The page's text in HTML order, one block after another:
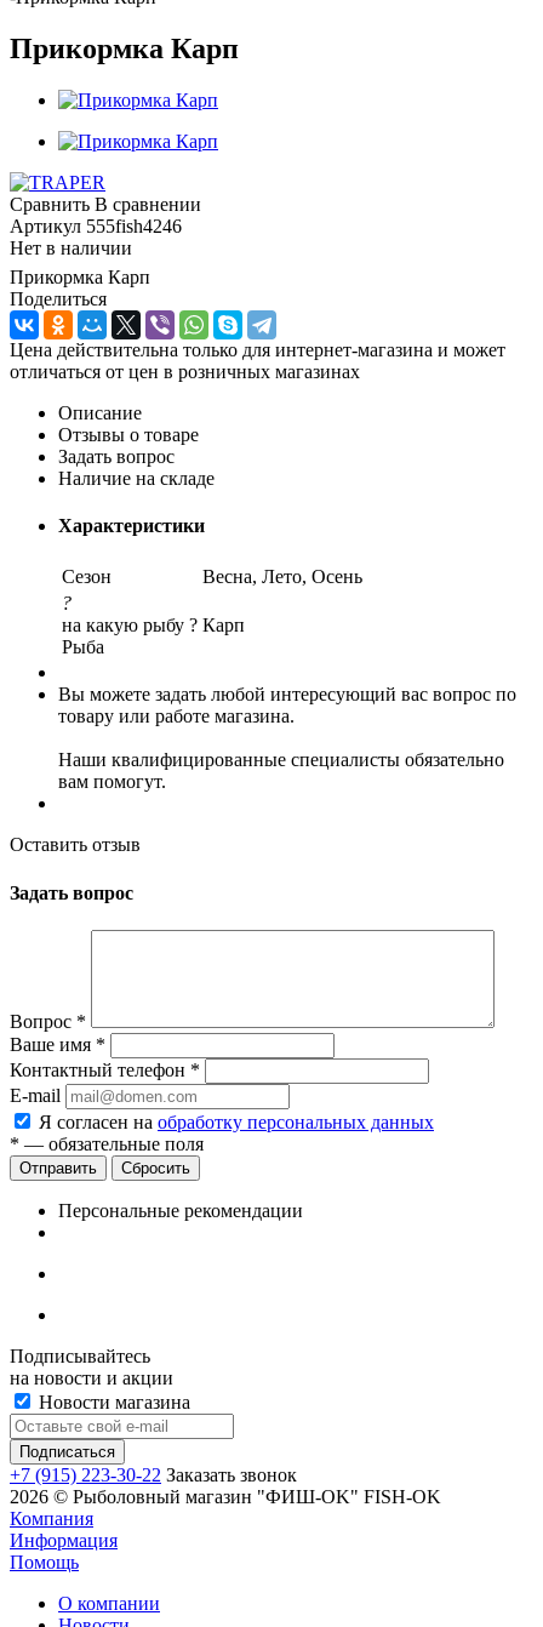
Прикормка Карп
Сравнить В сравнении
Артикул 555fish4246
Нет в наличии
Прикормка Карп
Поделиться
Цена действительна только для интернет-магазина и может
отличаться от цен в розничных магазинах
Описание
Отзывы о товаре
Задать вопрос
Наличие на складе
Характеристики
Сезон
Весна, Лето, Осень
?
на какую рыбу ?
Рыба
Карп
Вы можете задать любой интересующий вас вопрос по
товару или работе магазина.
Наши квалифицированные специалисты обязательно
вам помогут.
Оставить отзыв
Задать вопрос
Вопрос *
Ваше имя *
Контактный телефон *
E-mail
Я согласен на обработку персональных данных
* — обязательные поля
Сбросить
Персональные рекомендации
Подписывайтесь
на новости и акции
Новости магазина
+7 (915) 223-30-22 Заказать звонок
2026 © Рыболовный магазин "ФИШ-OK" FISH-OK
Компания
Информация
Помощь
О компании